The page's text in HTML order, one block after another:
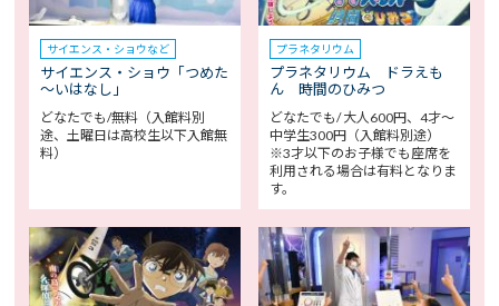
サイエンス・ショウなど
サイエンス・ショウ「つめた
～いはなし」
どなたでも/無料（入館料別
途、土曜日は高校生以下入館無
料）
プラネタリウム
プラネタリウム ドラえも
ん 時間のひみつ
どなたでも/ 大人600円、4才～
中学生300円（入館料別途）
※3才以下のお子様でも座席を
利用される場合は有料となりま
す。